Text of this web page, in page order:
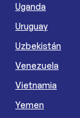
Uganda
Uruguay
Uzbekistán
Venezuela
Vietnamia
Yemen